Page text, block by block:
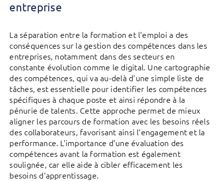
entreprise
La séparation entre la formation et l'emploi a des
conséquences sur la gestion des compétences dans les
entreprises, notamment dans des secteurs en
constante évolution comme le digital. Une cartographie
des compétences, qui va au-delà d'une simple liste de
tâches, est essentielle pour identifier les compétences
spécifiques à chaque poste et ainsi répondre à la
pénurie de talents. Cette approche permet de mieux
aligner les parcours de formation avec les besoins réels
des collaborateurs, favorisant ainsi l'engagement et la
performance. L'importance d'une évaluation des
compétences avant la formation est également
soulignée, car elle aide à cibler efficacement les
besoins d'apprentissage.